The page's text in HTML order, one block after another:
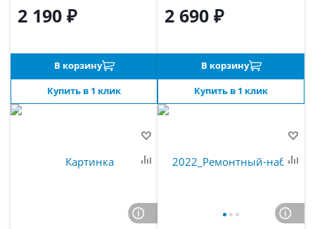
2 190 ₽
В корзину
Купить в 1 клик
2 690 ₽
В корзину
Купить в 1 клик